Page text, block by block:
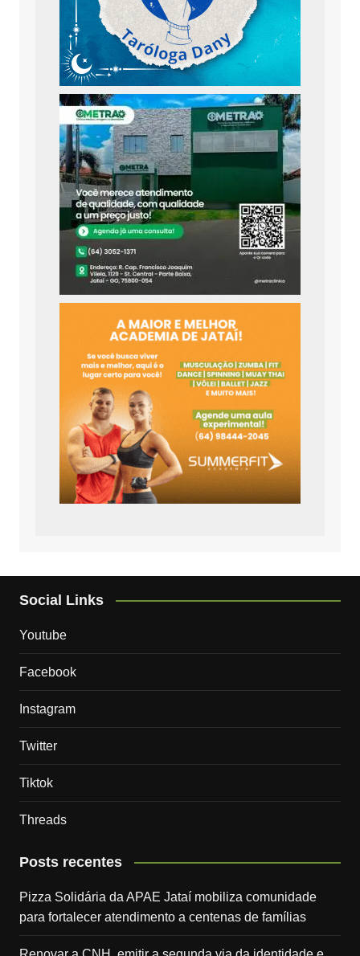
Social Links
Youtube
Facebook
Instagram
Twitter
Tiktok
Threads
Posts recentes
Pizza Solidária da APAE Jataí mobiliza comunidade
para fortalecer atendimento a centenas de famílias